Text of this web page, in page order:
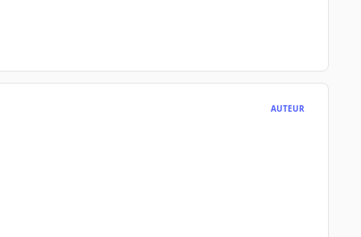
AUTEUR